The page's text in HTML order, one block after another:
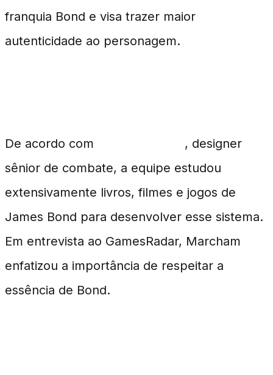
franquia Bond e visa trazer maior
autenticidade ao personagem.
De acordo com
, designer
sênior de combate, a equipe estudou
extensivamente livros, filmes e jogos de
James Bond para desenvolver esse sistema.
Em entrevista ao GamesRadar, Marcham
enfatizou a importância de respeitar a
essência de Bond.